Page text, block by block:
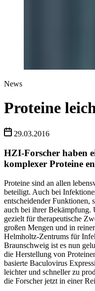
News
Proteine
29.03.2016
HZI-Forscher haben
komplexer Proteine
Proteine sind an allen
beteiligt. Auch bei
entscheidender Funktionen,
auch bei ihrer Bekämpfung.
gezielt für therapeutische
großen Mengen und in
Helmholtz-Zentrums für
Braunschweig ist es nun
die Herstellung von
basierte Baculovirus
leichter und schneller zu
die Forscher jetzt in einer